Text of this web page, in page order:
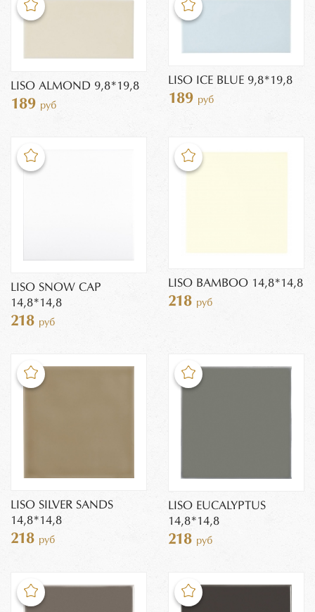
LISO ALMOND 9,8*19,8
189 руб
LISO ICE BLUE 9,8*19,8
189 руб
LISO SNOW CAP
14,8*14,8
218 руб
LISO BAMBOO 14,8*14,8
218 руб
LISO SILVER SANDS
14,8*14,8
218 руб
LISO EUCALYPTUS
14,8*14,8
218 руб